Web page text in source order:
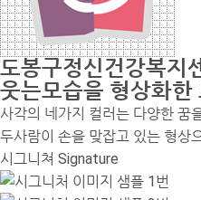
도봉구정신건강복지
웃는모습을 형상화한
사각의 네가지 컬러는 다양한 꿈
두사람이 손을 맞잡고 있는 형상
시그니쳐 Signature